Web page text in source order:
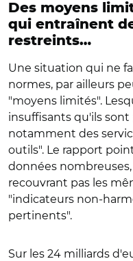
Des moyens
qui entraînent
restreints…
Une situation qui ne
normes, par ailleurs
"moyens limités".
insuffisants qu'ils sont
notamment des
outils". Le rapport
données
recouvrant pas les
"indicateurs non-
pertinents".
Sur les 24 milliards